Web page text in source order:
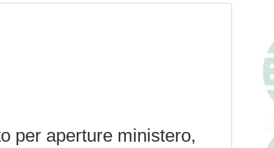
per aperture ministero,